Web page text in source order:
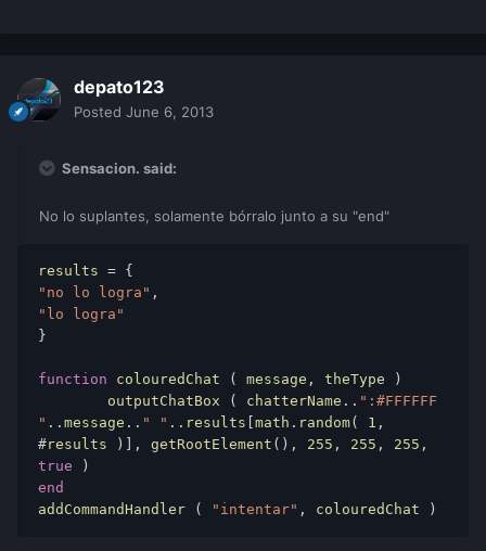
depato123
Posted June 6, 2013
Sensacion. said:
No lo suplantes, solamente bórralo junto a su "end"
results = {
"no lo logra" ,
"lo logra"
}
function colouredChat ( message , theType )
outputChatBox ( chatterName .. ":#FFFFFF
" .. message .. " " .. results math . random( 1 ,
#results )], getRootElement (), 255 , 255 , 255
true )
end
addCommandHandler ( "intentar" , colouredChat )